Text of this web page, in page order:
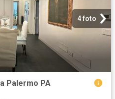
4 foto
Palermo PA